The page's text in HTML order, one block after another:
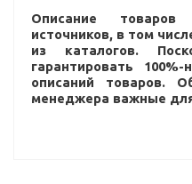
Описание
источников, в том
из каталогов.
гарантировать
описаний товаров.
менеджера важные